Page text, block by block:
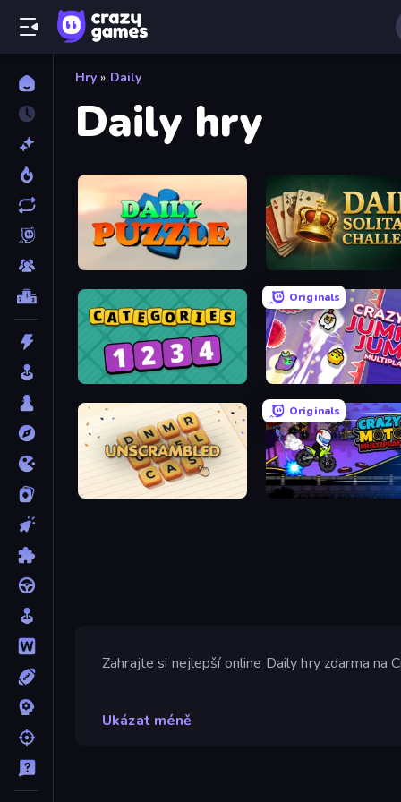
Hry » Daily
Daily hry
Categories
Originals
Crazy Jump Jump
Unscrambled
Originals
Crazy MotoX Multiplayer
Zahrajte si nejlepší online Daily hry zdarma na
Ukázat méně